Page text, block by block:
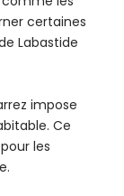
certaines
Labastide
impose
Ce
les